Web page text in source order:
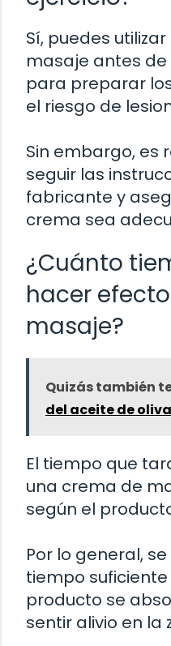
Sí, puedes
masaje antes
para preparar
el riesgo de
Sin embargo, es
seguir las
fabricante y
crema sea
¿Cuánto
hacer
masaje?
Quizás también
del aceite de
El tiempo que
una crema de
según el
Por lo general,
tiempo
producto se
sentir alivio en la